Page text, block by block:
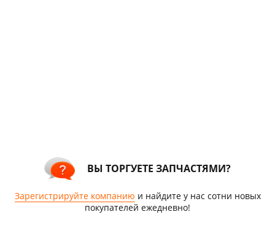
ВЫ ТОРГУЕТЕ ЗАПЧАСТЯМИ?
Зарегистрируйте компанию и найдите у нас сотни новых
покупателей ежедневно!